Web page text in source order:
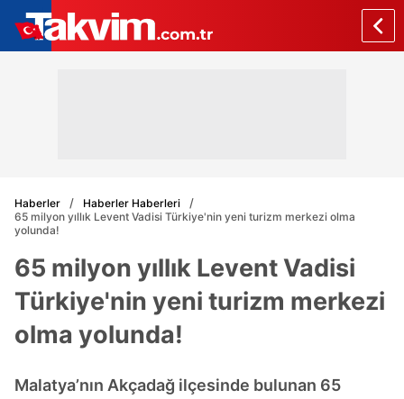
Haberler
Haberler Haberleri
65 milyon yıllık Levent Vadisi Türkiye'nin yeni turizm merkezi olma
yolunda!
65 milyon yıllık Levent Vadisi
Türkiye'nin yeni turizm merkezi
olma yolunda!
Malatya’nın Akçadağ ilçesinde bulunan 65